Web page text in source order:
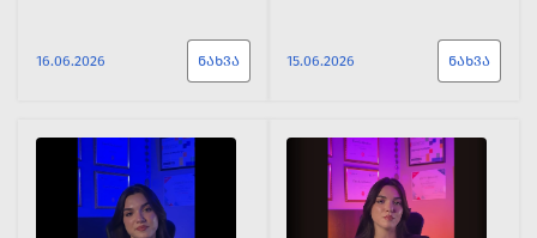
16.06.2026 ᲜᲐᲮᲕᲐ 15.06.2026 ᲜᲐᲮᲕᲐ